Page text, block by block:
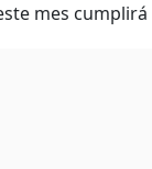
mes cumplirá